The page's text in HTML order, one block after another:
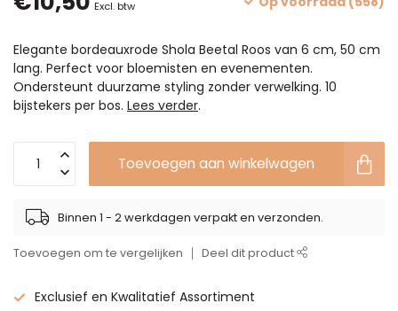
Excl. btw
Elegante bordeauxrode Shola Beetal Roos van 6 cm, 50 cm
lang. Perfect voor bloemisten en evenementen.
Ondersteunt duurzame styling zonder verwelking. 10
bijstekers per bos. Lees verder.
Toevoegen aan winkelwagen
Binnen 1 - 2 werkdagen verpakt en verzonden.
Toevoegen om te vergelijken Deel dit product
Exclusief en Kwalitatief Assortiment